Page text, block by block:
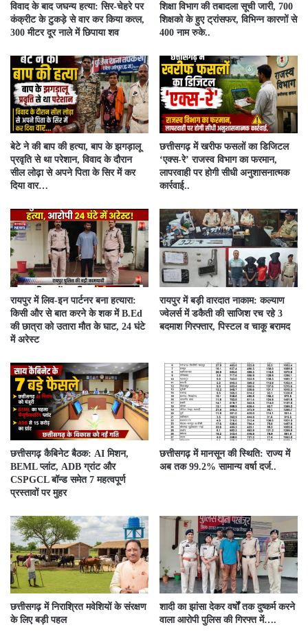
विवाद के बाद जघन्य हत्या: सिर-चेहरे पर
कंक्रीट के टुकड़े से वार कर किया कत्ल,
300 मीटर दूर नाले में छिपाया शव
शिक्षा विभाग की तबादला सूची जारी, 700
शिक्षको के हुए ट्रांसफर, विभिन्न कारणों से
400 नाम रुके..
बेटे ने की बाप की हत्या, बाप के झगड़ालू
प्रवृति से था परेशान, विवाद के दौरान
सील लोढ़ा से अपने पिता के सिर में कर
दिया वार…
​छत्तीसगढ़ में खरीफ फसलों का डिजिटल
‘एक्स-रे’ राजस्व विभाग का फरमान,
लापरवाही पर होगी सीधी अनुशासनात्मक
कार्रवाई..
रायपुर में लिव-इन पार्टनर बना हत्यारा:
किसी और से बात करने के शक में B.Ed
की छात्रा को उतारा मौत के घाट, 24 घंटे
में अरेस्ट
रायपुर में बड़ी वारदात नाकाम: कल्याण
ज्वेलर्स में डकैती की साजिश रच रहे 3
बदमाश गिरफ्तार, पिस्टल व चाकू बरामद
छत्तीसगढ़ कैबिनेट बैठक: AI मिशन,
BEML प्लांट, ADB ग्रांट और
CSPGCL बॉन्ड समेत 7 महत्वपूर्ण
प्रस्तावों पर मुहर
छत्तीसगढ़ में मानसून की स्थिति: राज्य में
अब तक 99.2% सामान्य वर्षा दर्ज..
छत्तीसगढ़ में निराश्रित मवेशियों के संरक्षण
के लिए बड़ी पहल
शादी का झांसा देकर वर्षों तक दुष्कर्म करने
वाला आरोपी पुलिस की गिरफ्त में….